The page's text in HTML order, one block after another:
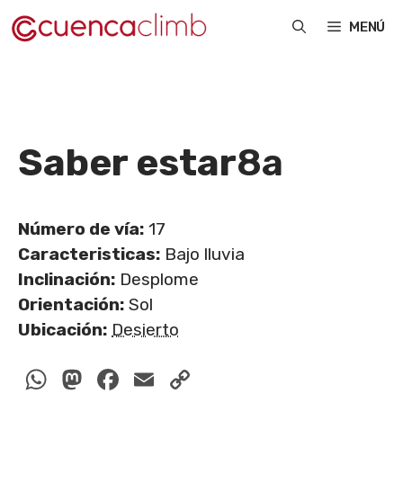
Saltar
al
MENÚ
Saber estar8a
Número de vía: 17
Caracteristicas: Bajo lluvia
Inclinación: Desplome
Orientación: Sol
Ubicación: Desierto
WhatsApp
Mastodon
Facebook
Email